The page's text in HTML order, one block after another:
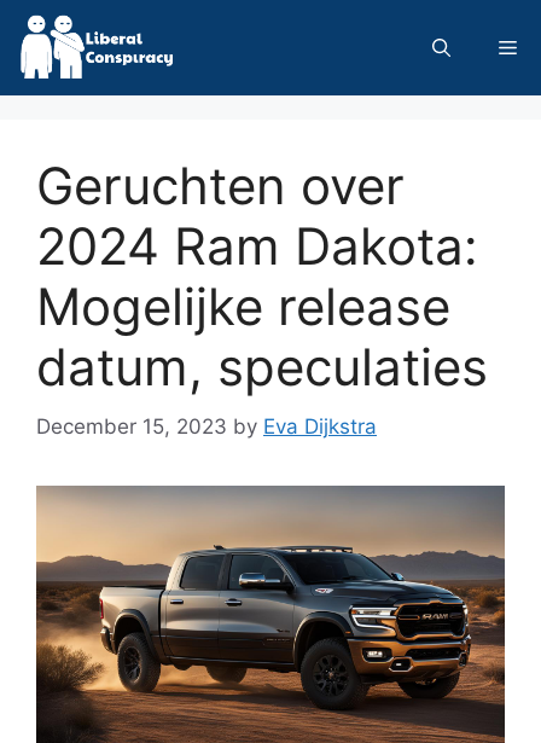
Skip
content
Geruchten over
2024 Ram Dakota:
Mogelijke release
datum, speculaties
December 15, 2023 by Eva Dijkstra